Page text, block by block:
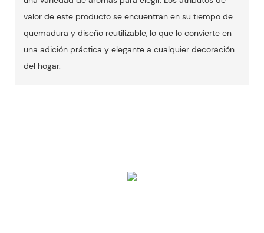
valor de este producto se encuentran en su tiempo de
quemadura y diseño reutilizable, lo que lo convierte en
una adición práctica y elegante a cualquier decoración
del hogar.